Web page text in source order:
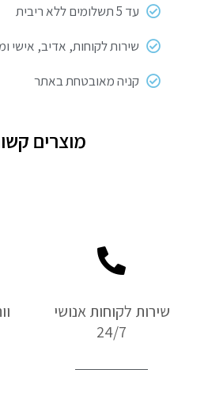
עד 5 תשלומים ללא ריבית
שירות לקוחות, אדיב, אישי
קניה מאובטחת באתר
מוצרים
שירות לקוחות אנושי
24/7